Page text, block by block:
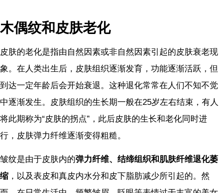
木偶纹和皮肤老化
皮肤的老化是指由自然因素或非自然因素引起的皮肤衰老现
象。在人类出生后，皮肤组织逐渐发育，功能逐渐活跃，但
到达一定年龄后会开始衰退。这种退化常常在人们不知不觉
中逐渐发生。皮肤组织的生长期一般在25岁左右结束，有人
将此期称为“皮肤的拐点”，此后皮肤的生长和老化同时进
行，皮肤弹力纤维逐渐变得粗糙。
皱纹是由于皮肤内的弹力纤维、结缔组织和肌肤纤维退化萎
缩 ，以及表皮和真皮内水分和皮下脂肪减少所引起的。然